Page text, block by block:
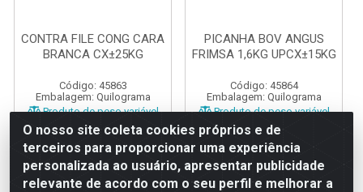
CONTRA FILE CONG CARA
BRANCA CX±25KG
Código: 45863
Embalagem: Quilograma
Produto de peso variável
PICANHA BOV ANGUS
FRIMSA 1,6KG UPCX±15KG
Código: 45864
Embalagem: Quilograma
Produto de peso variável
O nosso site coleta cookies próprios e de
terceiros para proporcionar uma experiência
personalizada ao usuário, apresentar publicidade
relevante de acordo com o seu perfil e melhorar a